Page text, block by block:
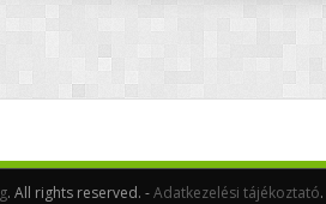
. All rights reserved. -Adatkezelési tájékoztató.